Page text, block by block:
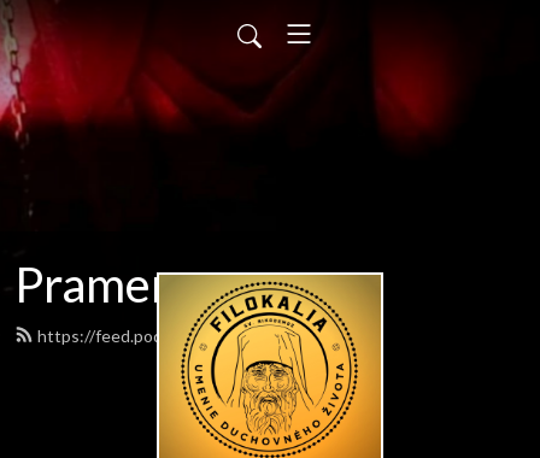
Pramene
https://feed.podbean.com/pramene/feed.xml